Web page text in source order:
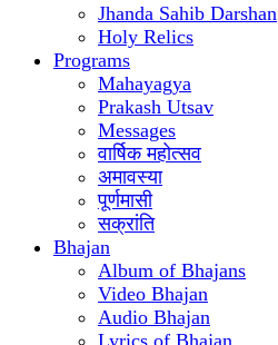
Jhanda Sahib Darshan
Holy Relics
Programs
Mahayagya
Prakash Utsav
Messages
वार्षिक महोत्सव
अमावस्या
पूर्णमासी
सक्रांति
Bhajan
Album of Bhajans
Video Bhajan
Audio Bhajan
Lyrics of Bhajan